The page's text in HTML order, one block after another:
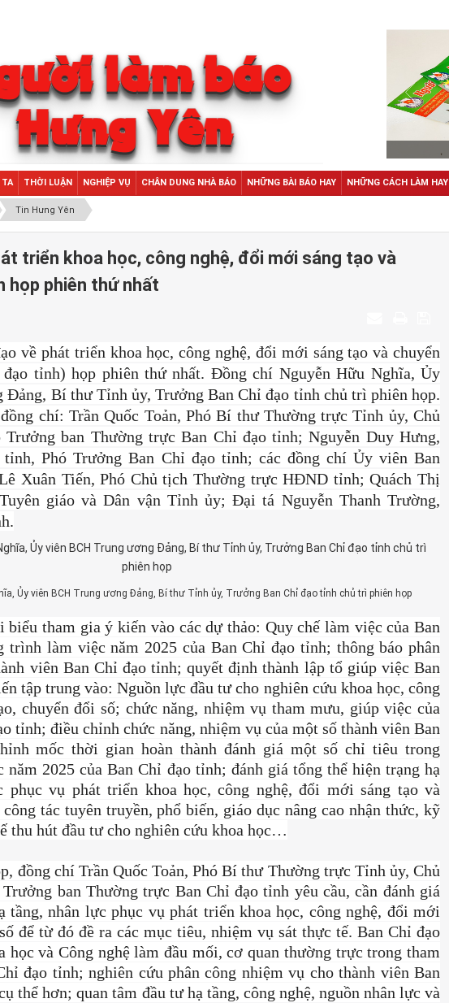
TA THỜI LUẬN NGHIỆP VỤ CHÂN DUNG NHÀ BÁO NHỮNG BÀI BÁO HAY NHỮNG CÁCH LÀM HAY
Tin Hưng Yên
triển khoa học, công nghệ, đổi mới sáng tạo và
họp phiên thứ nhất
về phát triển khoa học, công nghệ, đổi mới sáng tạo và chuyển
tỉnh) họp phiên thứ nhất. Đồng chí Nguyễn Hữu Nghĩa, Ủy
Đảng, Bí thư Tỉnh ủy, Trưởng Ban Chỉ đạo tỉnh chủ trì phiên họp.
chí: Trần Quốc Toản, Phó Bí thư Thường trực Tỉnh ủy, Chủ
ban Thường trực Ban Chỉ đạo tỉnh; Nguyễn Duy Hưng,
Phó Trưởng Ban Chỉ đạo tỉnh; các đồng chí Ủy viên Ban
Xuân Tiến, Phó Chủ tịch Thường trực HĐND tỉnh; Quách Thị
giáo và Dân vận Tỉnh ủy; Đại tá Nguyễn Thanh Trường,
Ủy viên BCH Trung ương Đảng, Bí thư Tỉnh ủy, Trưởng Ban Chỉ đạo tỉnh chủ trì phiên họp
biểu tham gia ý kiến vào các dự thảo: Quy chế làm việc của Ban
trình làm việc năm 2025 của Ban Chỉ đạo tỉnh; thông báo phân
viên Ban Chỉ đạo tỉnh; quyết định thành lập tổ giúp việc Ban
tập trung vào: Nguồn lực đầu tư cho nghiên cứu khoa học, công
chuyển đổi số; chức năng, nhiệm vụ tham mưu, giúp việc của
tỉnh; điều chỉnh chức năng, nhiệm vụ của một số thành viên Ban
mốc thời gian hoàn thành đánh giá một số chỉ tiêu trong
năm 2025 của Ban Chỉ đạo tỉnh; đánh giá tổng thể hiện trạng hạ
phục vụ phát triển khoa học, công nghệ, đổi mới sáng tạo và
tác tuyên truyền, phổ biến, giáo dục nâng cao nhận thức, kỹ
thu hút đầu tư cho nghiên cứu khoa học…
đồng chí Trần Quốc Toản, Phó Bí thư Thường trực Tỉnh ủy, Chủ
ban Thường trực Ban Chỉ đạo tỉnh yêu cầu, cần đánh giá
tầng, nhân lực phục vụ phát triển khoa học, công nghệ, đổi mới
để từ đó đề ra các mục tiêu, nhiệm vụ sát thực tế. Ban Chỉ đạo
học và Công nghệ làm đầu mối, cơ quan thường trực trong tham
đạo tỉnh; nghiên cứu phân công nhiệm vụ cho thành viên Ban
thể hơn; quan tâm đầu tư hạ tầng, công nghệ, nguồn nhân lực và